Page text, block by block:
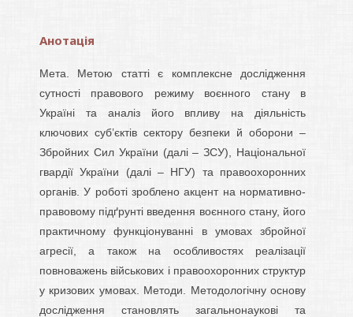
Анотація
Мета. Метою статті є комплексне дослідження
сутності правового режиму воєнного стану в
Україні та аналіз його впливу на діяльність
ключових суб’єктів сектору безпеки й оборони –
Збройних Сил України (далі – ЗСУ), Національної
гвардії України (далі – НГУ) та правоохоронних
органів. У роботі зроблено акцент на нормативно-
правовому підґрунті введення воєнного стану, його
практичному функціонуванні в умовах збройної
агресії, а також на особливостях реалізації
повноважень військових і правоохоронних структур
у кризових умовах. Методи. Методологічну основу
дослідження становлять загальнонаукові та